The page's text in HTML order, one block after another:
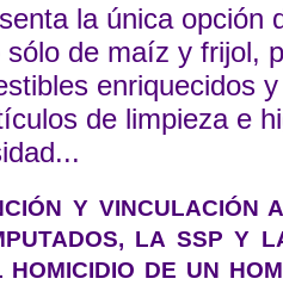
la única opción
sólo de maíz y frijol,
enriquecidos
de limpieza e
Y VINCULACIÓN
LA SSP Y
HOMICIDIO DE UN